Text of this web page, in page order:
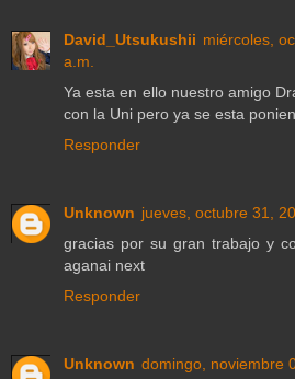
David_Utsukushii miércoles,
a.m.
Ya esta en ello nuestro amigo
con la Uni pero ya se esta
Responder
Unknown jueves, octubre 31,
gracias por su gran trabajo y
aganai next
Responder
Unknown domingo, noviembre